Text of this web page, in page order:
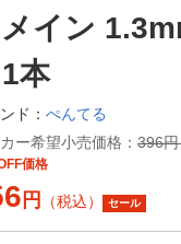
イン
本
ド： ぺんてる
ー希望小売価格： 396
価格
円 （税込） セール